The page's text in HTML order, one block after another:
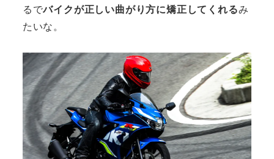
るでバイクが正しい曲がり方に矯正してくれるみ
たいな。